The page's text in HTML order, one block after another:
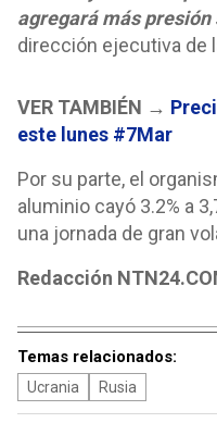
agregará más presión
dirección ejecutiva de
VER TAMBIÉN →
este lunes #7Mar
Por su parte, el
aluminio cayó 3.2% a
una jornada de gran
Redacción
Temas relacionados:
Ucrania Rusia